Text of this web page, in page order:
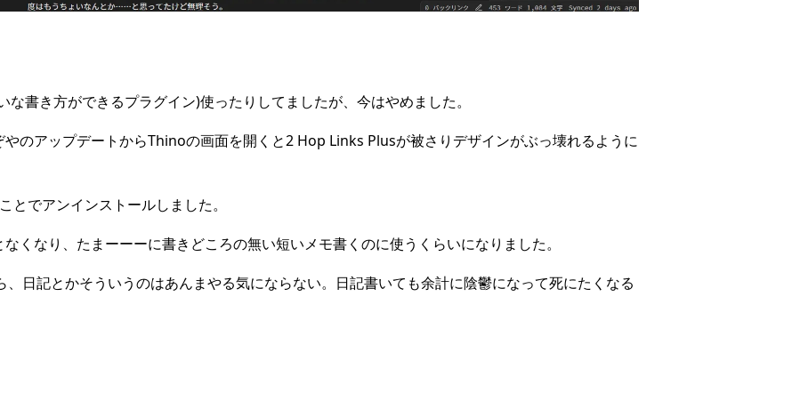
書き方ができるプラグイン)使ったりしてましたが、今はやめました。
のアップデートからThinoの画面を開くと2 Hop Links Plusが被さりデザインがぶっ壊れるように
とでアンインストールしました。
くなり、たまーーーに書きどころの無い短いメモ書くのに使うくらいになりました。
日記とかそういうのはあんまやる気にならない。日記書いても余計に陰鬱になって死にたくなる